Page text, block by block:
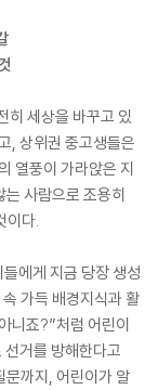
히 세상을 바꾸고 있
, 상위권 중고생들은
열풍이 가라앉은 지
사람으로 조용히
이다.
에게 지금 당장 생성
가득 배경지식과 활
니죠?”처럼 어린이
거를 방해한다고
문까지, 어린이가 알